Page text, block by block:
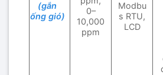
(gắn
ống gió)
0–
10,000
ppm
Modbu
s RTU,
LCD